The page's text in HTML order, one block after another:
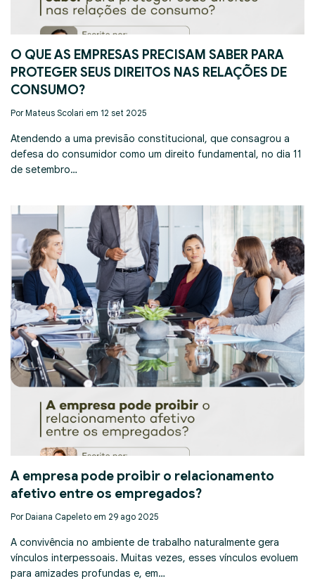
O QUE AS EMPRESAS PRECISAM SABER PARA
PROTEGER SEUS DIREITOS NAS RELAÇÕES DE
CONSUMO?
Por Mateus Scolari em 12 set 2025
Atendendo a uma previsão constitucional, que consagrou a
defesa do consumidor como um direito fundamental, no dia 11
de setembro…
A empresa pode proibir o relacionamento
afetivo entre os empregados?
Por Daiana Capeleto em 29 ago 2025
A convivência no ambiente de trabalho naturalmente gera
vínculos interpessoais. Muitas vezes, esses vínculos evoluem
para amizades profundas e, em…